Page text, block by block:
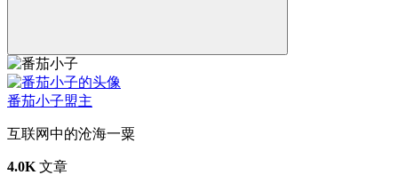
番茄小子盟主
互联网中的沧海一粟
4.0K 文章